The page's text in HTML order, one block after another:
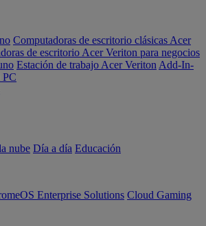
Computadoras de escritorio clásicas Acer
de escritorio Acer Veriton para negocios
Estación de trabajo Acer Veriton Add-In-
nube Día a día Educación
Enterprise Solutions Cloud Gaming